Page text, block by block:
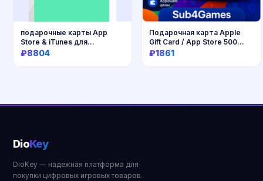
подарочные карты App
Store & iTunes для
пополнения баланса Apple
₽8804
Подарочная карта Apple
Gift Card / App Store 500
RUB, регион Russian
₽1861
DioKey
DioKey — надёжная платформа для
покупки цифровых игровых товаров.